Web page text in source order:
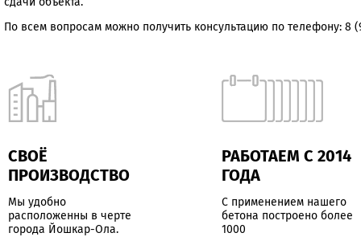
По всем вопросам можно получить консультацию по телефону: 8
СВОЁ
ПРОИЗВОДСТВО
Мы удобно
расположенны в черте
города Йошкар-Ола.
РАБОТАЕМ С 2014
ГОДА
С применением нашего
бетона построено более
1000